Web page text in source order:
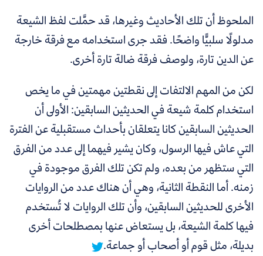
الملحوظ أن تلك الأحاديث وغيرها، قد حمَّلت لفظ الشيعة
مدلولًا سلبيًّا واضحًا. فقد جرى استخدامه مع فرقة خارجة
عن الدين تارة، ولوصف فرقة ضالة تارة أخرى.
لكن من المهم الالتفات إلى نقطتين مهمتين في ما يخص
استخدام كلمة شيعة في الحديثين السابقين: الأولى أن
الحديثين السابقين كانا يتعلقان بأحداث مستقبلية عن الفترة
التي عاش فيها الرسول، وكان يشير فيهما إلى عدد من الفرق
التي ستظهر من بعده، ولم تكن تلك الفرق موجودة في
زمنه. أما النقطة الثانية، وهي أن هناك عدد من الروايات
الأخرى للحديثين السابقين،وأن تلك الروايات لا تُستخدم
فيها كلمة الشيعة، بل يستعاض عنها بمصطلحات أخرى
بديلة، مثل قوم أو أصحاب أو جماعة.